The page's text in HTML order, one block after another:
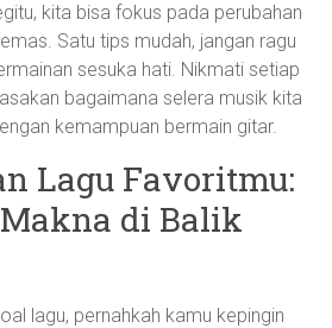
kita bisa fokus pada perubahan
Satu tips mudah, jangan ragu
sesuka hati. Nikmati setiap
bagaimana selera musik kita
kemampuan bermain gitar.
Lagu Favoritmu:
di Balik
lagu, pernahkah kamu kepingin